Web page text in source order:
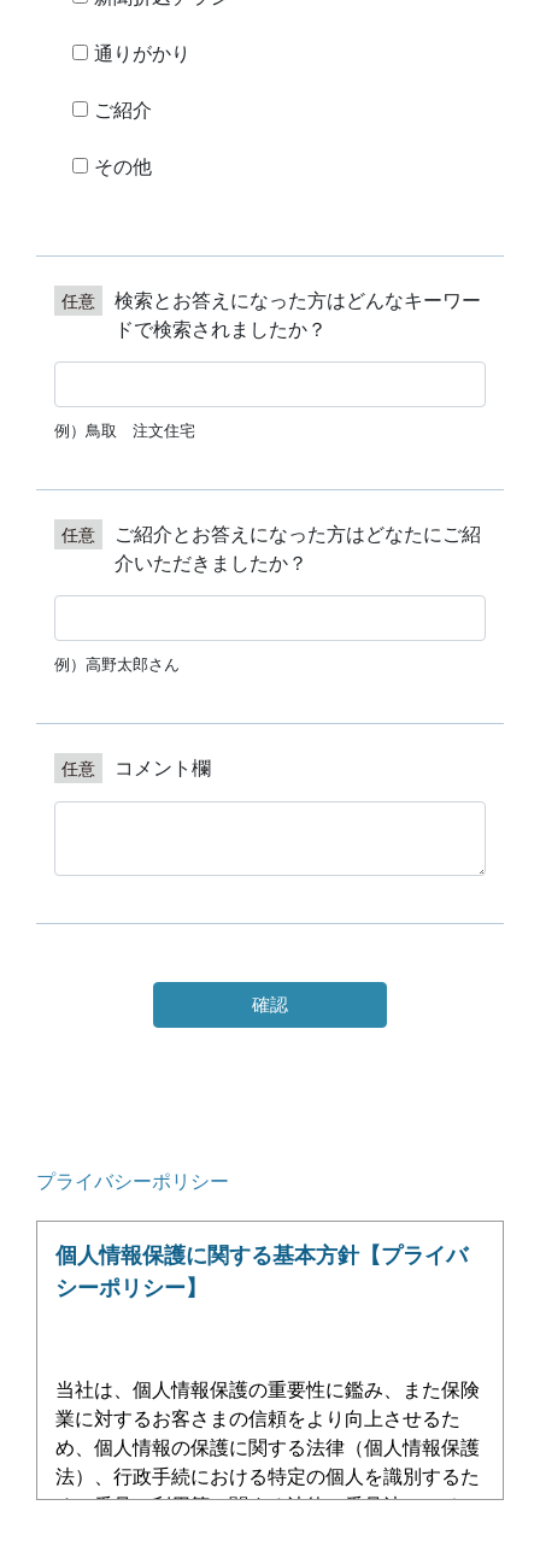
プライバシーポリシー
個人情報保護に関する基本方針【プライバ
シーポリシー】
当社は、個人情報保護の重要性に鑑み、また保険
業に対するお客さまの信頼をより向上させるた
め、個人情報の保護に関する法律（個人情報保護
法）、行政手続における特定の個人を識別するた
めの番号の利用等に関する法律（番号法）、その